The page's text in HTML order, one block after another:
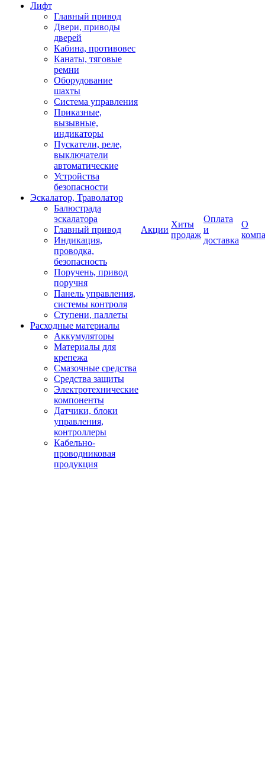
Лифт
Главный привод
Двери, приводы
дверей
Кабина, противовес
Канаты, тяговые
ремни
Оборудование
шахты
Система управления
Приказные,
вызывные,
индикаторы
Пускатели, реле,
выключатели
автоматические
Устройства
безопасности
Эскалатор, Траволатор
Балюстрада
эскалатора
Главный привод
Индикация,
проводка,
безопасность
Поручень, привод
поручня
Панель управления,
системы контроля
Ступени, паллеты
Расходные материалы
Аккумуляторы
Материалы для
крепежа
Смазочные средства
Средства защиты
Электротехнические
компоненты
Датчики, блоки
управления,
контроллеры
Кабельно-
проводниковая
продукция
Акции
Хиты
продаж
Оплата
и
доставка
О